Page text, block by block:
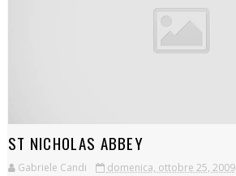
ST NICHOLAS ABBEY
Gabriele Candi domenica, ottobre 25, 2009